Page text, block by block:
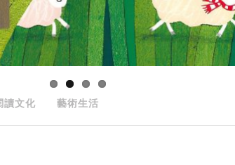
讀文化 藝術生活